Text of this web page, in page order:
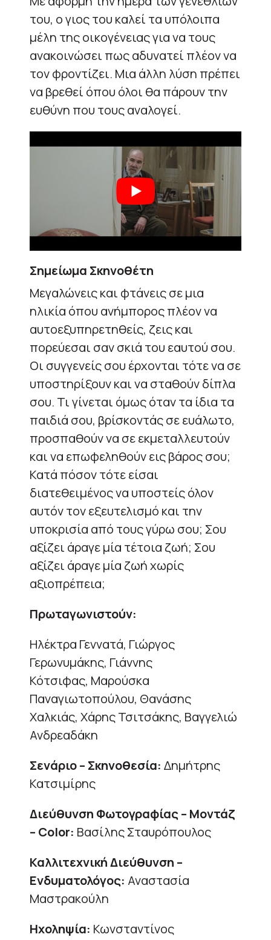
του, ο γιος του καλεί τα υπόλοιπα
μέλη της οικογένειας για να τους
ανακοινώσει πως αδυνατεί πλέον να
τον φροντίζει. Μια άλλη λύση πρέπει
να βρεθεί όπου όλοι θα πάρουν την
ευθύνη που τους αναλογεί.
Σημείωμα Σκηνοθέτη
Μεγαλώνεις και φτάνεις σε μια
ηλικία όπου ανήμπορος πλέον να
αυτοεξυπηρετηθείς, ζεις και
πορεύεσαι σαν σκιά του εαυτού σου.
Οι συγγενείς σου έρχονται τότε να σε
υποστηρίξουν και να σταθούν δίπλα
σου. Τι γίνεται όμως όταν τα ίδια τα
παιδιά σου, βρίσκοντάς σε ευάλωτο,
προσπαθούν να σε εκμεταλλευτούν
και να επωφεληθούν εις βάρος σου;
Κατά πόσον τότε είσαι
διατεθειμένος να υποστείς όλον
αυτόν τον εξευτελισμό και την
υποκρισία από τους γύρω σου; Σου
αξίζει άραγε μία τέτοια ζωή; Σου
αξίζει άραγε μία ζωή χωρίς
αξιοπρέπεια;
Πρωταγωνιστούν:
Ηλέκτρα Γεννατά, Γιώργος
Γερωνυμάκης, Γιάννης
Κότσιφας, Μαρούσκα
Παναγιωτοπούλου, Θανάσης
Χαλκιάς, Χάρης Τσιτσάκης, Βαγγελιώ
Ανδρεαδάκη
Σενάριο – Σκηνοθεσία: Δημήτρης
Κατσιμίρης
Διεύθυνση Φωτογραφίας – Μοντάζ
– Color: Βασίλης Σταυρόπουλος
Καλλιτεχνική Διεύθυνση –
Ενδυματολόγος: Αναστασία
Μαστρακούλη
Ηχοληψία: Κωνσταντίνος